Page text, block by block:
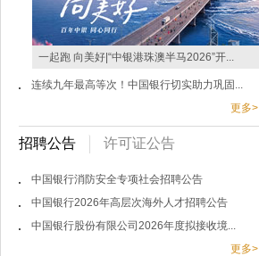
一起跑 向美好|“中银港珠澳半马2026”开...
连续九年最高等次！中国银行切实助力巩固...
更多>
招聘公告 许可证公告
中国银行消防安全专项社会招聘公告
中国银行2026年高层次海外人才招聘公告
中国银行股份有限公司2026年度拟接收境...
更多>